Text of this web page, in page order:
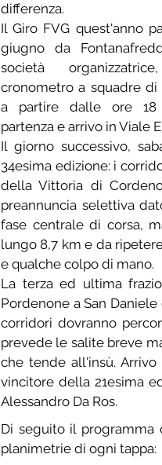
differenza.
Il Giro FVG quest'anno
giugno da
società
cronometro a squadre di
a partire dalle ore 18
partenza e arrivo in Viale
Il giorno successivo,
34esima edizione: i
della Vittoria di
preannuncia selettiva
fase centrale di corsa,
lungo 8,7 km e da
e qualche colpo di mano.
La terza ed ultima
Pordenone a San
corridori dovranno
prevede le salite breve
che tende all'insù.
vincitore della 21esima
Alessandro Da Ros.
Di seguito il
planimetrie di ogni tappa: